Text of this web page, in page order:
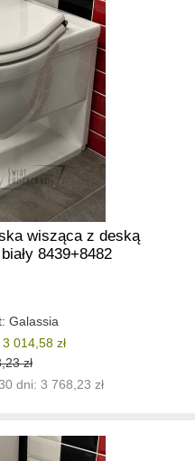
wisząca z deską
8439+8482
Galassia
014,58 zł
zł
dni: 3 768,23 zł